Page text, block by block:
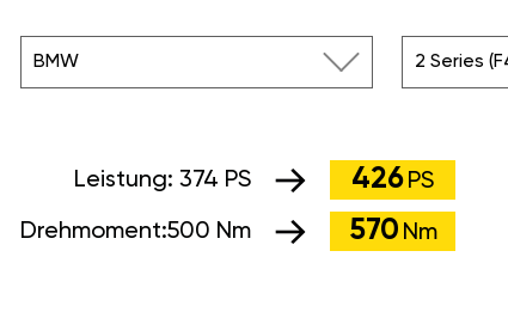
BMW 2 Series
Leistung: 374 PS 426 PS
Drehmoment:500 Nm 570 Nm